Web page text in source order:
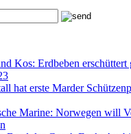
Kos: Erdbeben erschüttert
hat erste Marder
Marine: Norwegen will